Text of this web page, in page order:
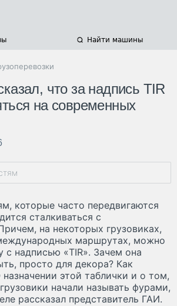
Найти машины
что за надпись TIR
на современных
которые часто передвигаются
сталкиваться с
на некоторых грузовиках,
маршрутах, можно
с надписью «TIR». Зачем она
просто для декора? Как
назначении этой таблички и о том,
начали называть фурами,
рассказал представитель ГАИ.